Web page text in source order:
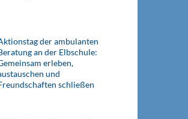
der ambulanten
an der Elbschule:
erleben,
und
schließen